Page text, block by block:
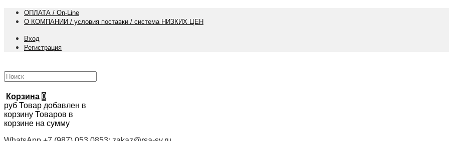
ОПЛАТА / On-Line
О КОМПАНИИ / условия поставки / система НИЗКИХ ЦЕН
Вход
Регистрация
Корзина 0
руб Товар добавлен в
корзину Товаров в
корзине на сумму